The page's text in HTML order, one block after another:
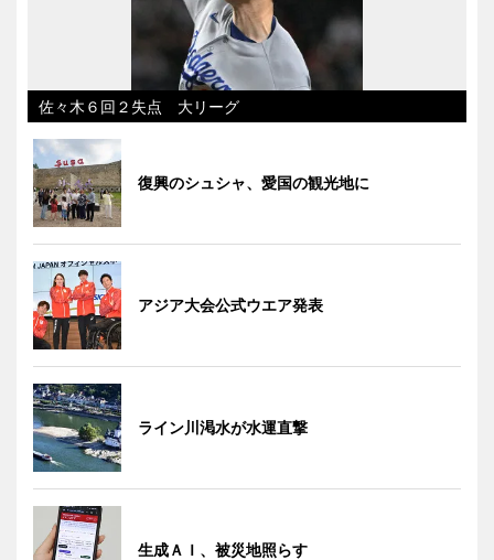
佐々木６回２失点 大リーグ
復興のシュシャ、愛国の観光地に
アジア大会公式ウエア発表
ライン川渇水が水運直撃
生成ＡＩ、被災地照らす